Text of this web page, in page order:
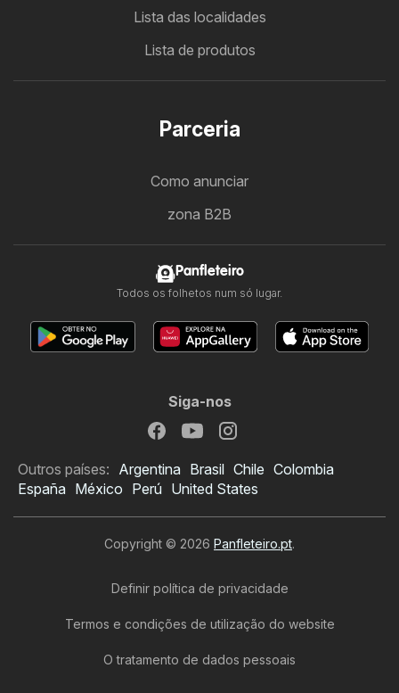
Lista das localidades
Lista de produtos
Parceria
Como anunciar
zona B2B
Panfleteiro
Todos os folhetos num só lugar.
Siga-nos
Outros países: Argentina Brasil Chile Colombia
España México Perú United States
Copyright © 2026 Panfleteiro.pt.
Definir política de privacidade
Termos e condições de utilização do website
O tratamento de dados pessoais